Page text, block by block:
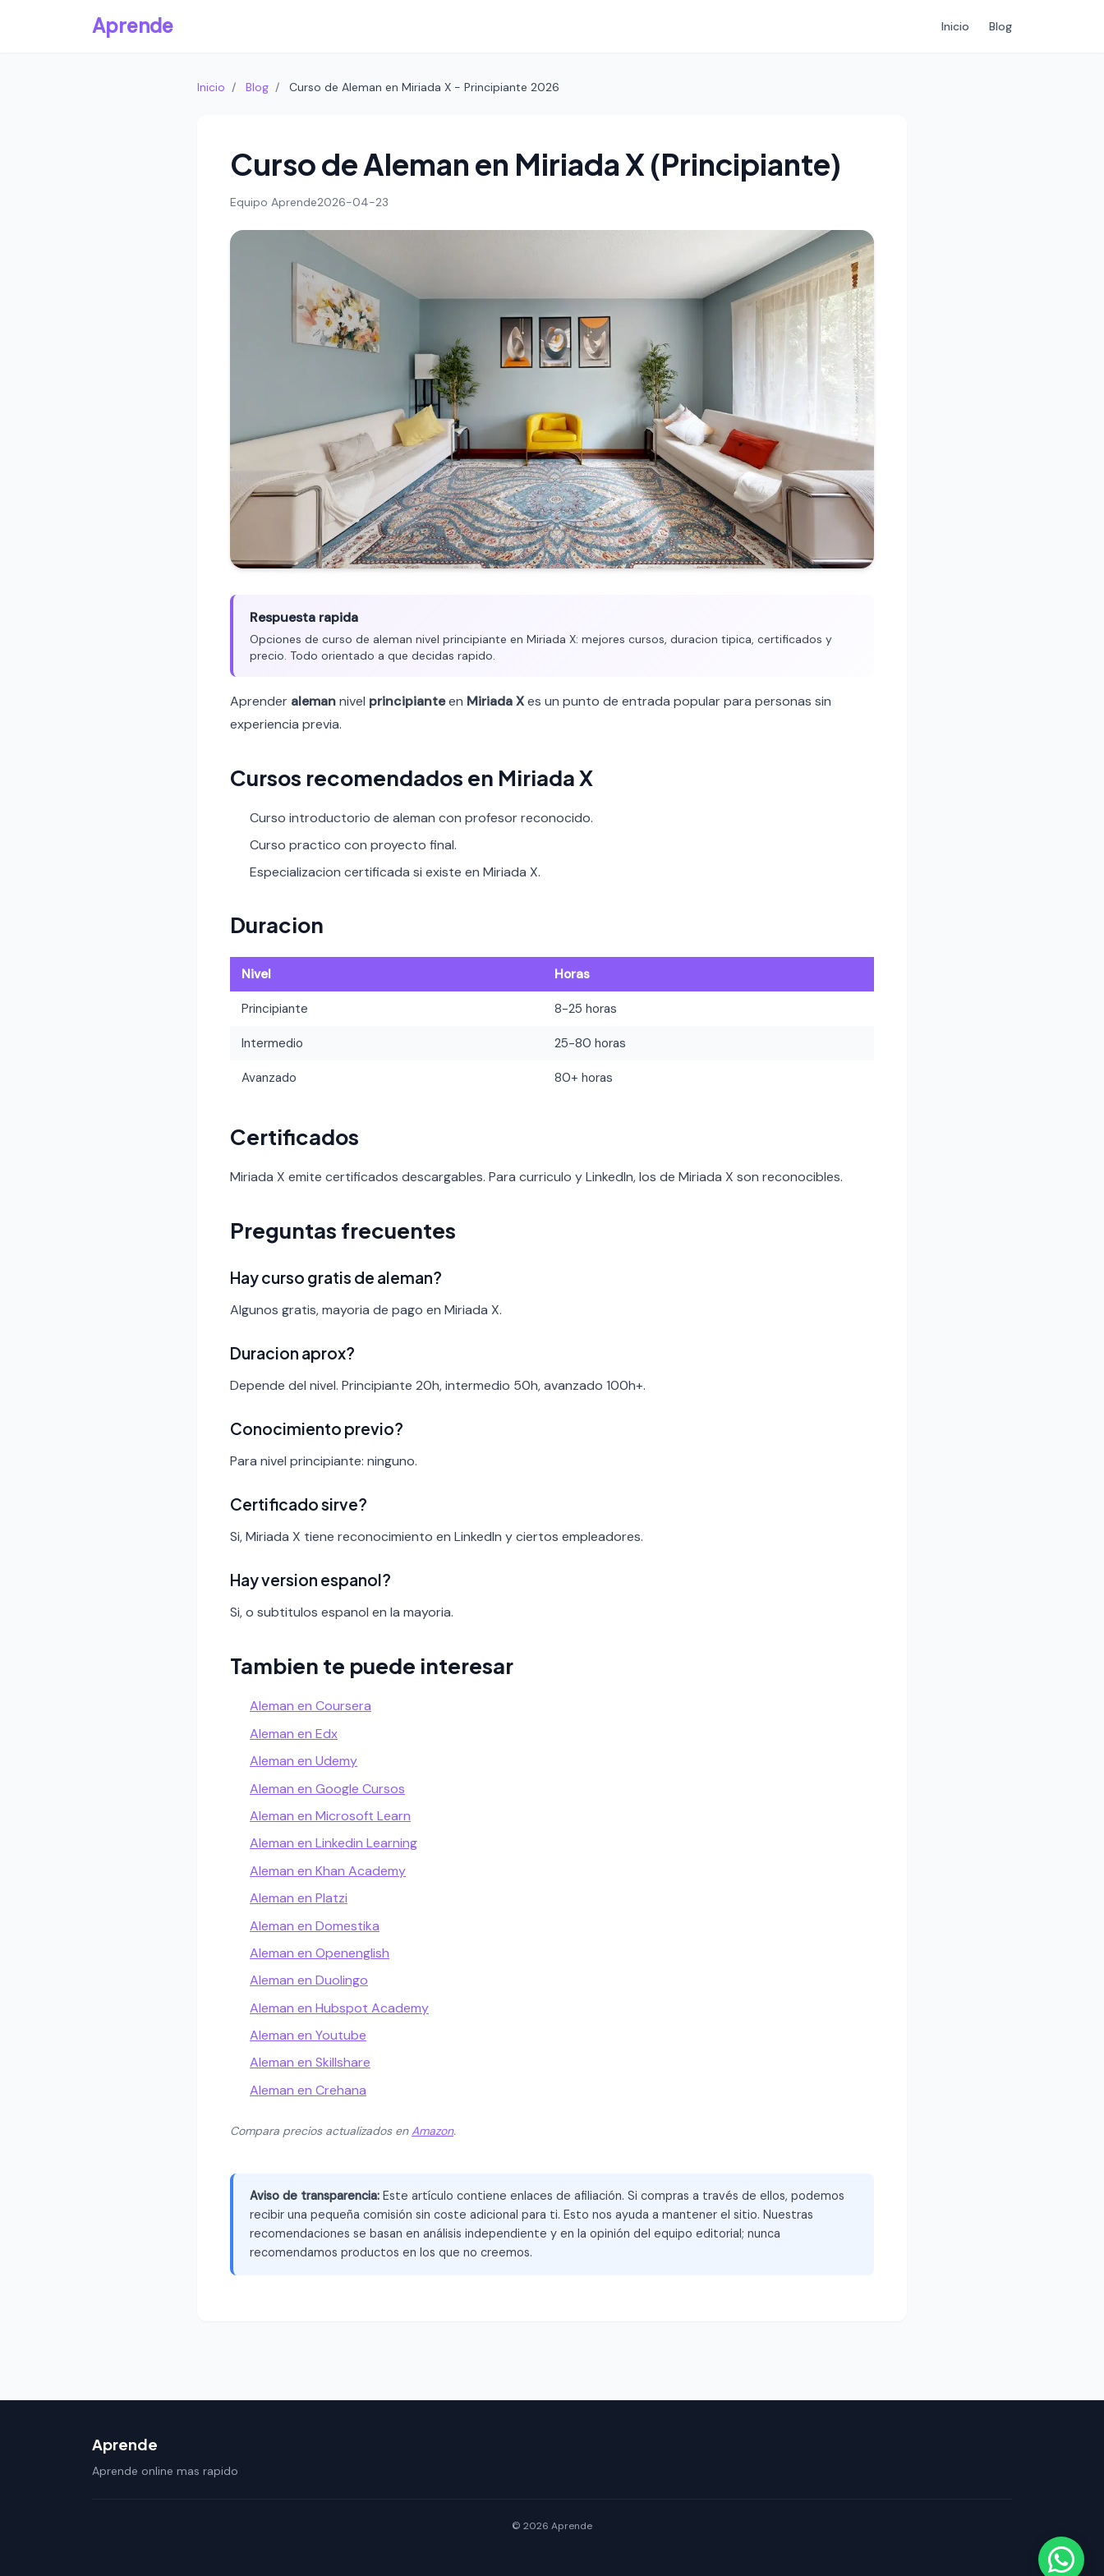
Aprende Inicio Blog
Inicio / Blog / Curso de Aleman en Miriada X - Principiante 2026
Curso de Aleman en Miriada X (Principiante)
Equipo Aprende2026-04-23
Respuesta rapida
Opciones de curso de aleman nivel principiante en Miriada X: mejores cursos, duracion tipica, certificados y
precio. Todo orientado a que decidas rapido.
Aprender alemannivel principianteen Miriada Xes un punto de entrada popular para personas sin
experiencia previa.
Cursos recomendados en Miriada X
Curso introductorio de aleman con profesor reconocido.
Curso practico con proyecto final.
Especializacion certificada si existe en Miriada X.
Duracion
Nivel Horas
Principiante 8-25 horas
Intermedio 25-80 horas
Avanzado 80+ horas
Certificados
Miriada X emite certificados descargables. Para curriculo y LinkedIn, los de Miriada X son reconocibles.
Preguntas frecuentes
Hay curso gratis de aleman?
Algunos gratis, mayoria de pago en Miriada X.
Duracion aprox?
Depende del nivel. Principiante 20h, intermedio 50h, avanzado 100h+.
Conocimiento previo?
Para nivel principiante: ninguno.
Certificado sirve?
Si, Miriada X tiene reconocimiento en LinkedIn y ciertos empleadores.
Hay version espanol?
Si, o subtitulos espanol en la mayoria.
Tambien te puede interesar
Aleman en Coursera
Aleman en Edx
Aleman en Udemy
Aleman en Google Cursos
Aleman en Microsoft Learn
Aleman en Linkedin Learning
Aleman en Khan Academy
Aleman en Platzi
Aleman en Domestika
Aleman en Openenglish
Aleman en Duolingo
Aleman en Hubspot Academy
Aleman en Youtube
Aleman en Skillshare
Aleman en Crehana
Compara precios actualizados enAmazon.
Aviso de transparencia: Este artículo contiene enlaces de afiliación. Si compras a través de ellos, podemos
recibir una pequeña comisión sin coste adicional para ti. Esto nos ayuda a mantener el sitio. Nuestras
recomendaciones se basan en análisis independiente y en la opinión del equipo editorial; nunca
recomendamos productos en los que no creemos.
Aprende
Aprende online mas rapido
© 2026 Aprende